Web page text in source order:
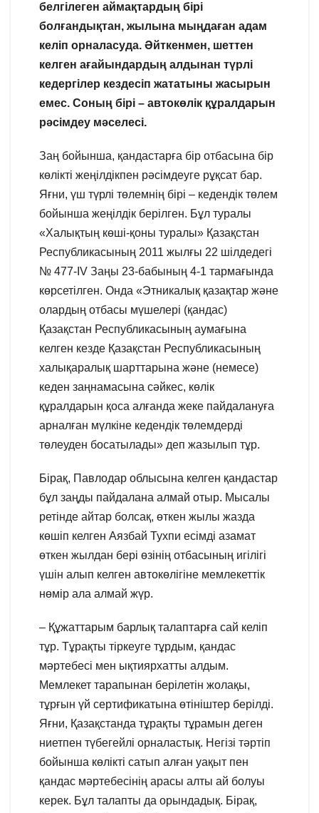
белгілеген аймақтардың бірі
болғандықтан, жылына мыңдаған адам
келіп орналасуда. Әйткенмен, шеттен
келген ағайындардың алдынан түрлі
кедергілер кездесіп жататыны жасырын
емес. Соның бірі – автокөлік құралдарын
рәсімдеу мәселесі.
Заң бойынша, қандастарға бір отбасына бір
көлікті жеңілдікпен рәсімдеуге рұқсат бар.
Яғни, үш түрлі төлемнің бірі – кедендік төлем
бойынша жеңілдік берілген. Бұл туралы
«Халықтың көші-қоны туралы» Қазақстан
Республикасының 2011 жылғы 22 шілдедегі
№ 477-IV Заңы 23-бабының 4-1 тармағында
көрсетілген. Онда «Этникалық қазақтар және
олардың отбасы мүшелері (қандас)
Қазақстан Республикасының аумағына
келген кезде Қазақстан Республикасының
халықаралық шарттарына және (немесе)
кеден заңнамасына сәйкес, көлік
құралдарын қоса алғанда жеке пайдалануға
арналған мүлкіне кедендік төлемдерді
төлеуден босатылады» деп жазылып тұр.
Бірақ, Павлодар облысына келген қандастар
бұл заңды пайдалана алмай отыр. Мысалы
ретінде айтар болсақ, өткен жылы жазда
көшіп келген Аязбай Тухпи есімді азамат
өткен жылдан бері өзінің отбасының игілігі
үшін алып келген автокөлігіне мемлекеттік
нөмір ала алмай жүр.
– Құжаттарым барлық талаптарға сай келіп
тұр. Тұрақты тіркеуге тұрдым, қандас
мәртебесі мен ықтиярхатты алдым.
Мемлекет тарапынан берілетін жолақы,
тұрғын үй сертификатына өтініштер берілді.
Яғни, Қазақстанда тұрақты тұрамын деген
ниетпен түбегейлі орналастық. Негізі тәртіп
бойынша көлікті сатып алған уақыт пен
қандас мәртебесінің арасы алты ай болуы
керек. Бұл талапты да орындадық. Бірақ,